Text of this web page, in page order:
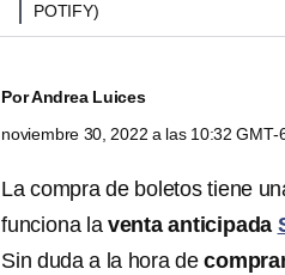
POTIFY)
PorAndrea Luices
noviembre 30, 2022 a las 10:32 GMT-
La compra de boletos tiene
funciona laventa anticipada
Sin duda a la hora de